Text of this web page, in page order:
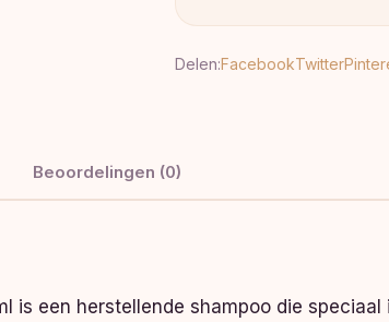
Delen:FacebookTwitter
Beoordelingen (0)
is een herstellende shampoo die